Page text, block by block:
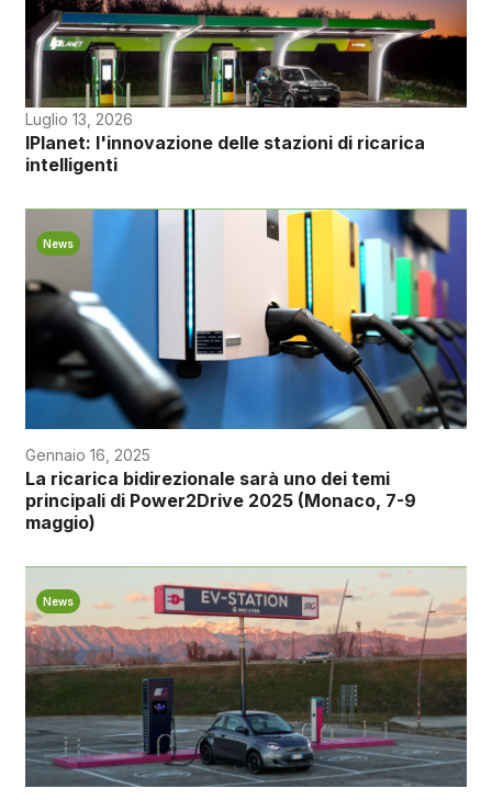
Luglio 13, 2026
IPlanet: l'innovazione delle stazioni di ricarica
intelligenti
News
Gennaio 16, 2025
La ricarica bidirezionale sarà uno dei temi
principali di Power2Drive 2025 (Monaco, 7-9
maggio)
News